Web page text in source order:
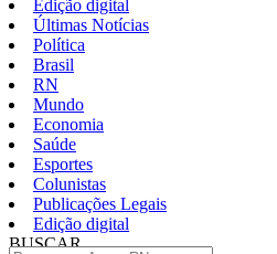
Edição digital
Últimas Notícias
Política
Brasil
RN
Mundo
Economia
Saúde
Esportes
Colunistas
Publicações Legais
Edição digital
BUSCAR